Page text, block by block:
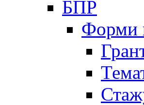
БПР
Форми